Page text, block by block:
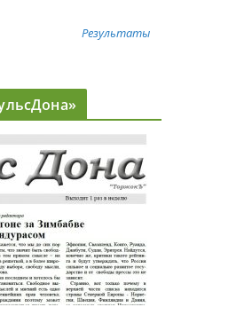
Результаты